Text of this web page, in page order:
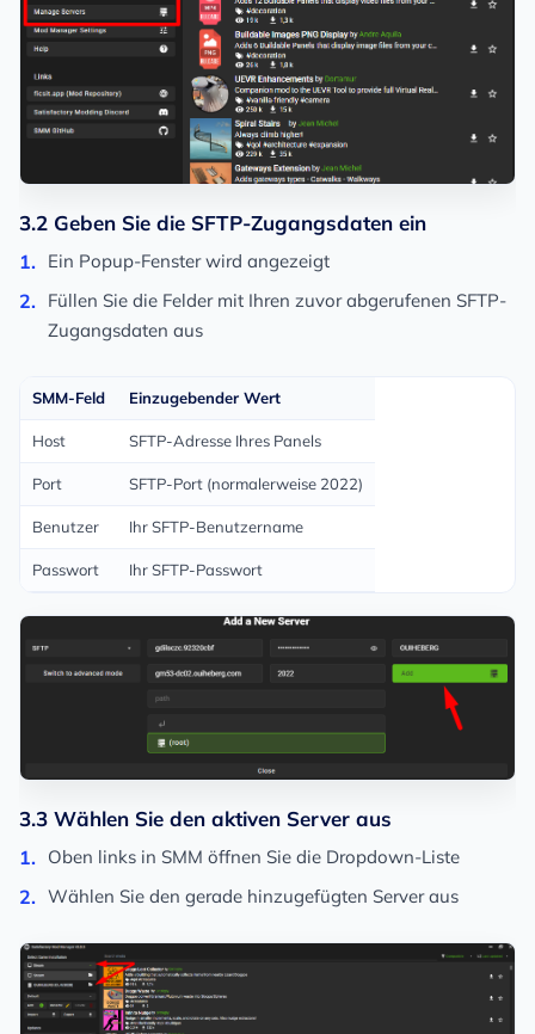
3.2 Geben Sie die SFTP-Zugangsdaten ein
Ein Popup-Fenster wird angezeigt
Füllen Sie die Felder mit Ihren zuvor abgerufenen SFTP-
Zugangsdaten aus
SMM-Feld Einzugebender Wert
Host SFTP-Adresse Ihres Panels
Port SFTP-Port (normalerweise 2022)
Benutzer Ihr SFTP-Benutzername
Passwort Ihr SFTP-Passwort
3.3 Wählen Sie den aktiven Server aus
Oben links in SMM öffnen Sie die Dropdown-Liste
Wählen Sie den gerade hinzugefügten Server aus